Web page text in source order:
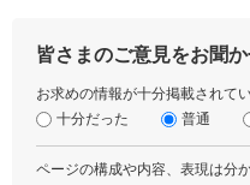
皆さまのご意見をお聞
お求めの情報が十分掲載されて
十分だった
普通
ページの構成や内容、表現は分